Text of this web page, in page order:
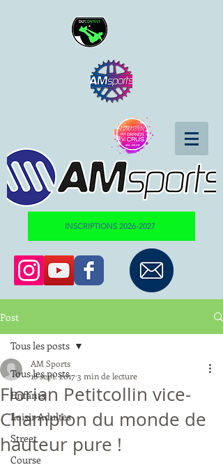
INSCRIPTIONS 2026-2027
Post
Tous les posts
Enfants
Loisir Adultes
Street
Course
Tous les posts
Florian Petitcollin vice-
Champion du monde de
hauteur pure !
AM Sports
18 sept. 20173 min de lecture